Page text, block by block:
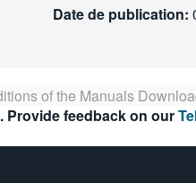
Date de publication:
of the Manuals
Provide feedback on our